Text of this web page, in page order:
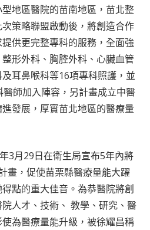
地區醫院的苗南地區，苗北整
策略聯盟啟動後，將創造合作
供更完整專科的服務，全面強
形外科、胸腔外科、心臟血管
耳鼻喉科等16項專科照護，並
師加入陣容，另計畫成立中醫
發展，厚實苗北地區的醫療量
3月29日在衛生局宣布5年內將
畫，促使苗栗縣醫療量能大躍
點的重大佳音。為恭醫院將創
人才、技術、 教學、研究、醫
為醫療量能升級，被徐耀昌稱